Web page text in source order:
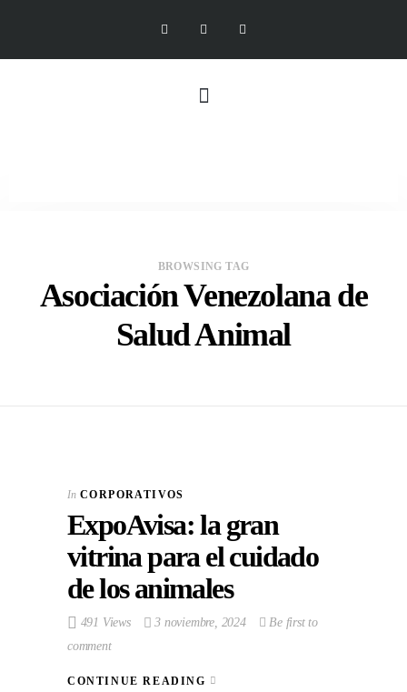
BROWSING TAG
Asociación Venezolana de
Salud Animal
In CORPORATIVOS
ExpoAvisa: la gran
vitrina para el cuidado
de los animales
491 Views 3 noviembre, 2024
Be first to
comment
CONTINUE READING